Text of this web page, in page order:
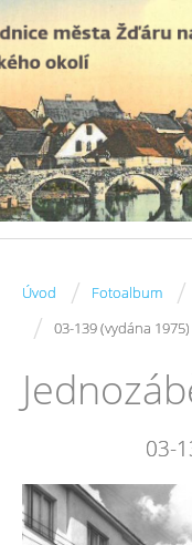
Úvod / Fotoalbum /
/ 03-139 (vydána 1975)
03-